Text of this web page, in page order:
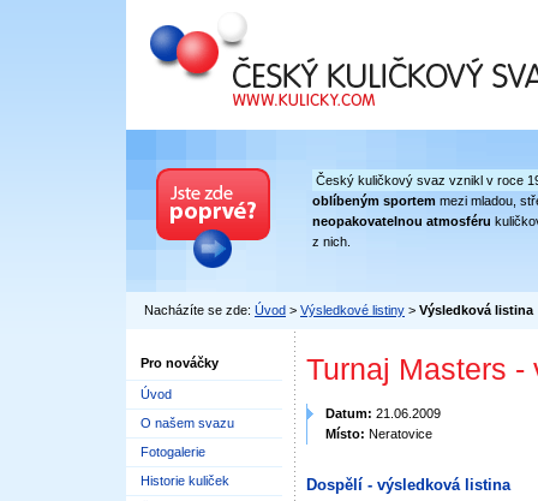
Český kuličkový svaz
Český kuličkový svaz vznikl v roce
oblíbeným sportem mezi mladou,
neopakovatelnou atmosféru
z nich.
Nacházíte se zde: Úvod > Výsledkové listiny > Výsledková listina
Pro nováčky
Úvod
O našem svazu
Fotogalerie
Historie kuliček
Turnaj Masters -
Datum: 21.06.2009
Místo: Neratovice
Dospělí - výsledková listina